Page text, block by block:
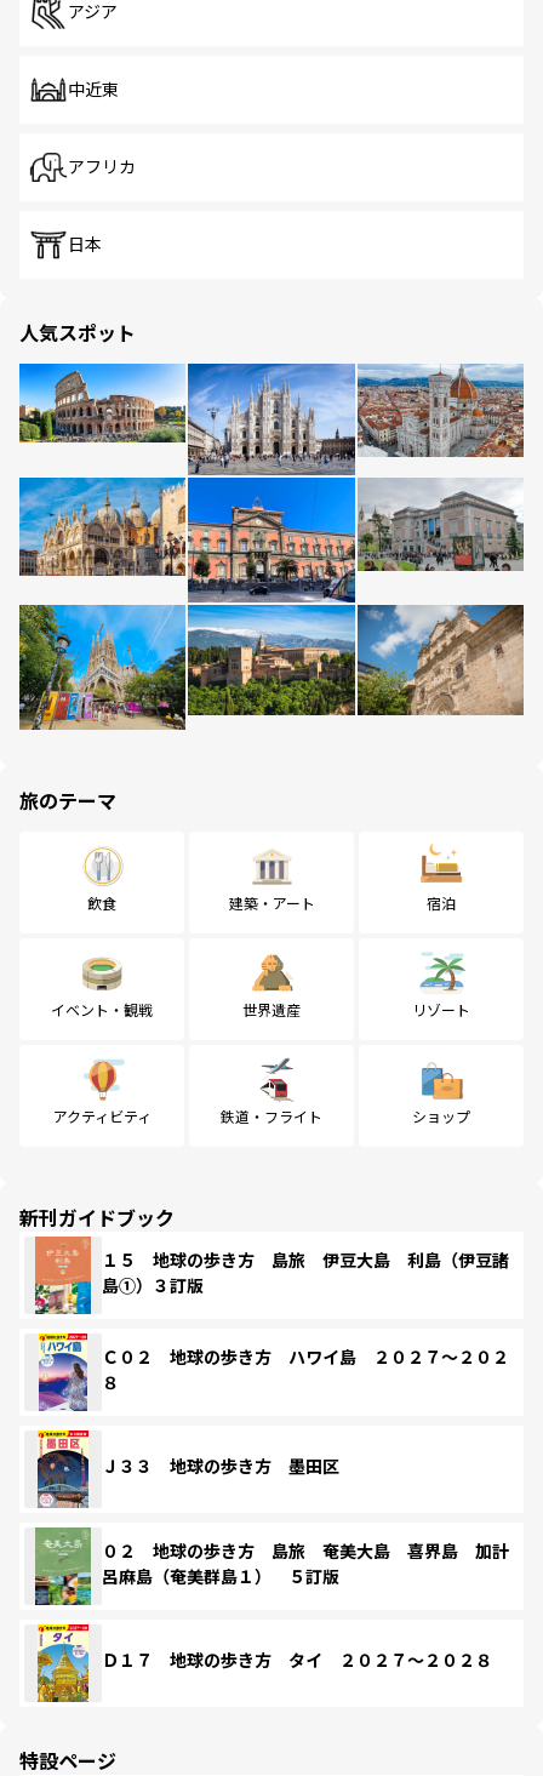
アジア
中近東
アフリカ
日本
人気スポット
旅のテーマ
飲食 建築・アート 宿泊
イベント・観戦 世界遺産 リゾート
アクティビティ 鉄道・フライト ショップ
新刊ガイドブック
１５ 地球の歩き方 島旅 伊豆大島 利島（伊豆諸
島①）３訂版
Ｃ０２ 地球の歩き方 ハワイ島 ２０２７～２０２
８
Ｊ３３ 地球の歩き方 墨田区
０２ 地球の歩き方 島旅 奄美大島 喜界島 加計
呂麻島（奄美群島１） ５訂版
Ｄ１７ 地球の歩き方 タイ ２０２７～２０２８
特設ページ